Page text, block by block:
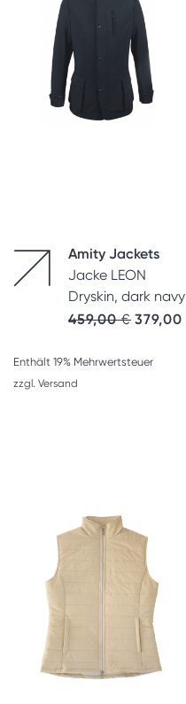
Amity Jackets
Jacke LEON
Dryskin, dark navy
459,00€ 379,00
Enthält 19% Mehrwertsteuer
zzgl. Versand